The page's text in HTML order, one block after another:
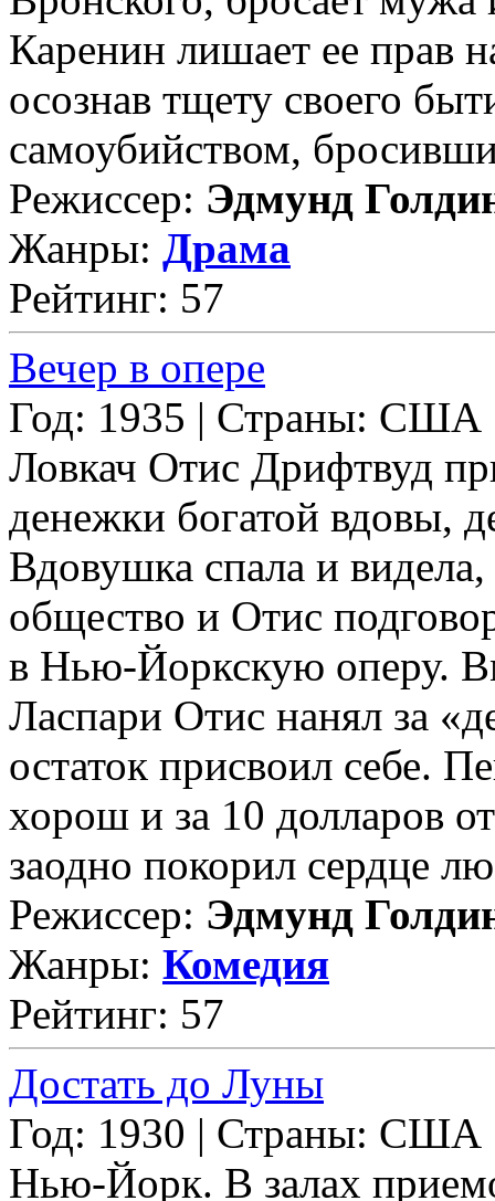
Каренин лишает ее прав
осознав тщету своего
самоубийством,
Режиссер: Эдмунд
Жанры: Драма
Рейтинг: 57
Вечер в опере
Год: 1935 | Страны: США
Ловкач Отис Дрифтвуд
денежки богатой вдовы,
Вдовушка спала и
общество и Отис
в Нью-Йоркскую оперу.
Ласпари Отис нанял за
остаток присвоил себе.
хорош и за 10 долларов
заодно покорил сердце
Режиссер: Эдмунд
Жанры: Комедия
Рейтинг: 57
Достать до Луны
Год: 1930 | Страны: США
Нью-Йорк. В залах